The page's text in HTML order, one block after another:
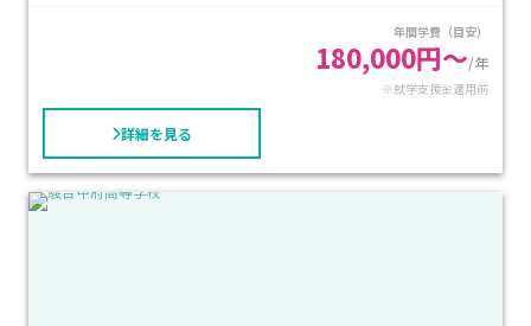
その他にも勤労支援コース・スポーツ振興コース・特進コー
2003年に日本で初めてインターネットを利用したオリジナル
の教育システムを確立しており、ライブ中継授業、ビデオ学習
が行われています。
年間学費（目安）
180,000円～/年
※就学支援金適用前
詳細を見る